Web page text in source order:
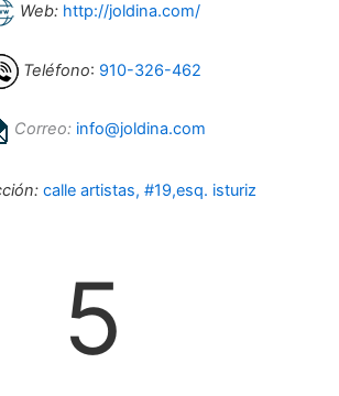
Web: http://joldina.com/
Teléfono: 910-326-462
Correo: info@joldina.com
calle artistas, #19,esq. isturiz
5